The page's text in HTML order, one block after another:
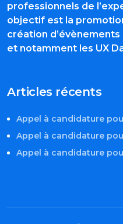
professionnels de
objectif est la
création d’évènements
et notamment les UX
Articles récents
Appel à candidature
Appel à candidature
Appel à candidature